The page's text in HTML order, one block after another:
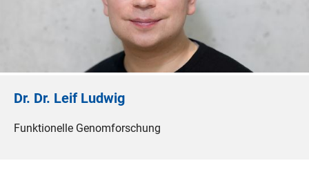
Dr. Dr. Leif Ludwig
Funktionelle Genomforschung